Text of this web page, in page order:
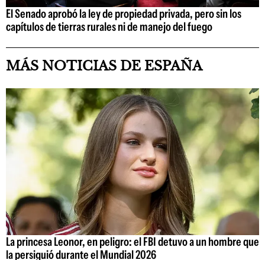
El Senado aprobó la ley de propiedad privada, pero sin los
capítulos de tierras rurales ni de manejo del fuego
MÁS NOTICIAS DE ESPAÑA
La princesa Leonor, en peligro: el FBI detuvo a un hombre que
la persiguió durante el Mundial 2026